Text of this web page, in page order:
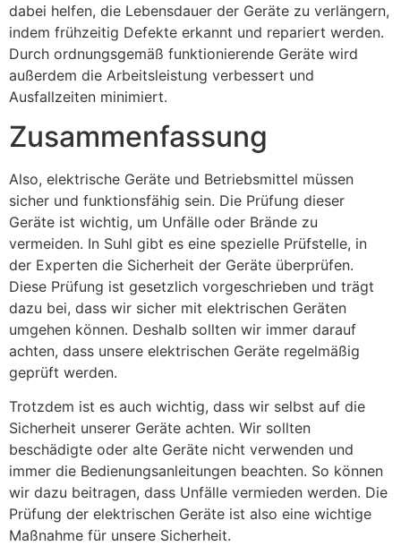
dabei helfen, die Lebensdauer der Geräte zu verlängern,
indem frühzeitig Defekte erkannt und repariert werden.
Durch ordnungsgemäß funktionierende Geräte wird
außerdem die Arbeitsleistung verbessert und
Ausfallzeiten minimiert.
Zusammenfassung
Also, elektrische Geräte und Betriebsmittel müssen
sicher und funktionsfähig sein. Die Prüfung dieser
Geräte ist wichtig, um Unfälle oder Brände zu
vermeiden. In Suhl gibt es eine spezielle Prüfstelle, in
der Experten die Sicherheit der Geräte überprüfen.
Diese Prüfung ist gesetzlich vorgeschrieben und trägt
dazu bei, dass wir sicher mit elektrischen Geräten
umgehen können. Deshalb sollten wir immer darauf
achten, dass unsere elektrischen Geräte regelmäßig
geprüft werden.
Trotzdem ist es auch wichtig, dass wir selbst auf die
Sicherheit unserer Geräte achten. Wir sollten
beschädigte oder alte Geräte nicht verwenden und
immer die Bedienungsanleitungen beachten. So können
wir dazu beitragen, dass Unfälle vermieden werden. Die
Prüfung der elektrischen Geräte ist also eine wichtige
Maßnahme für unsere Sicherheit.